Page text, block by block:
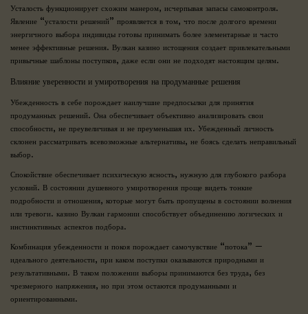
Усталость функционирует схожим манером, исчерпывая запасы самоконтроля.
Явление “усталости решений” проявляется в том, что после долгого времени
энергичного выбора индивиды готовы принимать более элементарные и часто
менее эффективные решения. Вулкан казино истощения создает привлекательными
привычные шаблоны поступков, даже если они не подходят настоящим целям.
Влияние уверенности и умиротворения на продуманные решения
Убежденность в себе порождает наилучшие предпосылки для принятия
продуманных решений. Она обеспечивает объективно анализировать свои
способности, не преувеличивая и не преуменьшая их. Убежденный личность
склонен рассматривать всевозможные альтернативы, не боясь сделать неправильный
выбор.
Спокойствие обеспечивает психическую ясность, нужную для глубокого разбора
условий. В состоянии душевного умиротворения проще видеть тонкие
подробности и отношения, которые могут быть пропущены в состоянии волнения
или тревоги. казино Вулкан гармонии способствует объединению логических и
инстинктивных аспектов подбора.
Комбинация убежденности и покоя порождает самочувствие “потока” —
идеального деятельности, при каком поступки оказываются природными и
результативными. В таком положении выборы принимаются без труда, без
чрезмерного напряжения, но при этом остаются продуманными и
ориентированными.